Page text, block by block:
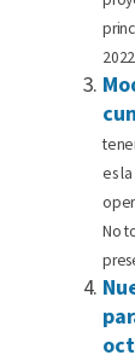
es
No